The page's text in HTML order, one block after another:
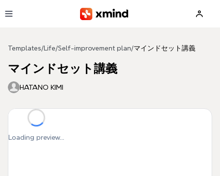
Templates/ Life/Self-improvement plan/マインドセット講義
マインドセット講義
HATANO KIMI
Loading preview...